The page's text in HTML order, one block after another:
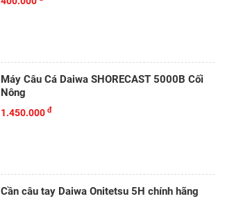
Máy Câu Cá Daiwa SHORECAST 5000B Cối
Nông
1.450.000 đ
Cần câu tay Daiwa Onitetsu 5H chính hãng